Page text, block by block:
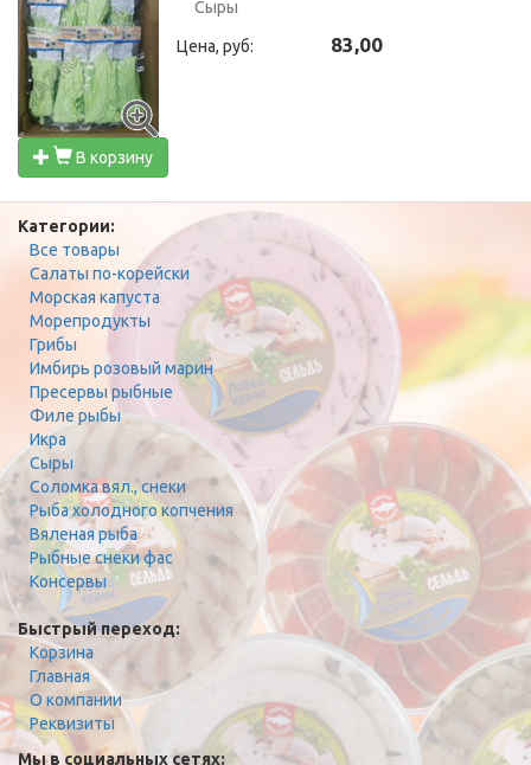
Сыры
Цена, руб: 83,00
В корзину
Категории:
Все товары
Салаты по-корейски
Морская капуста
Морепродукты
Грибы
Имбирь розовый марин
Пресервы рыбные
Филе рыбы
Икра
Сыры
Соломка вял., снеки
Рыба холодного копчения
Вяленая рыба
Рыбные снеки фас
Консервы
Быстрый переход:
Корзина
Главная
О компании
Реквизиты
Мы в социальных сетях: